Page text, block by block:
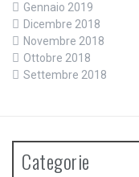
Gennaio 2019
Dicembre 2018
Novembre 2018
Ottobre 2018
Settembre 2018
Categorie